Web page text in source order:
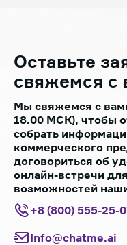
Оставьте
свяжемся с
Мы свяжемся с
18.00 МСК), чтобы
собрать
коммерческого
договориться об
онлайн-встречи
возможностей
+8 (800) 555-25-
Info@chatme.ai